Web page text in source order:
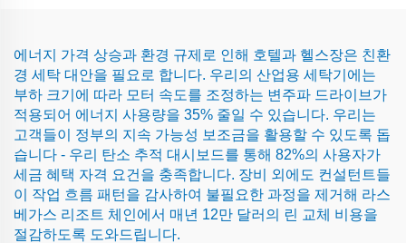
에너지 가격 상승과 환경 규제로 인해 호텔과 헬스장은 친환
경 세탁 대안을 필요로 합니다. 우리의 산업용 세탁기에는
부하 크기에 따라 모터 속도를 조정하는 변주파 드라이브가
적용되어 에너지 사용량을 35% 줄일 수 있습니다. 우리는
고객들이 정부의 지속 가능성 보조금을 활용할 수 있도록 돕
습니다 - 우리 탄소 추적 대시보드를 통해 82%의 사용자가
세금 혜택 자격 요건을 충족합니다. 장비 외에도 컨설턴트들
이 작업 흐름 패턴을 감사하여 불필요한 과정을 제거해 라스
베가스 리조트 체인에서 매년 12만 달러의 린 교체 비용을
절감하도록 도와드립니다.